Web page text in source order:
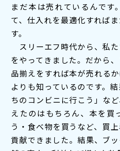
まだ本は売れているんです
て、仕入れを最適化すれば
す。
スリーエフ時代から、私
をやってきました。だから
品揃えをすれば本が売れる
よりも知っているのです。
ちのコンビニに行こう」な
えたのはもちろん、本を買
う・食べ物を買うなど、買
貢献できました。結果、ブ